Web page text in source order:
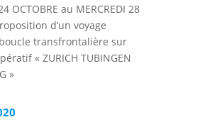
OCTOBRE au MERCREDI 28
d’un voyage
transfrontalière sur
« ZURICH TUBINGEN
»